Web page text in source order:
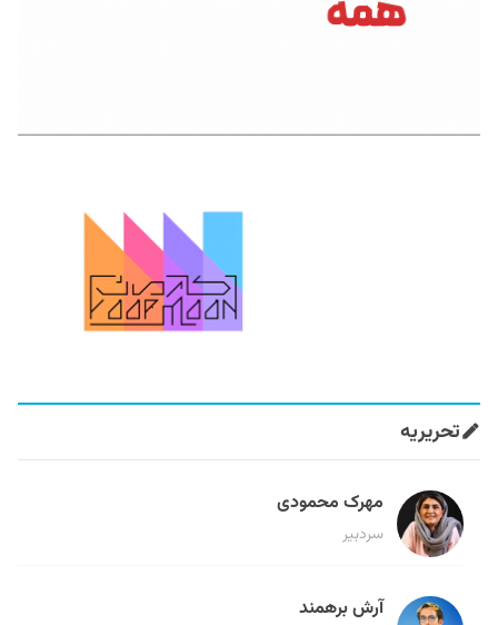
تحریریه
مهرک محمودی
سردبیر
آرش برهمند